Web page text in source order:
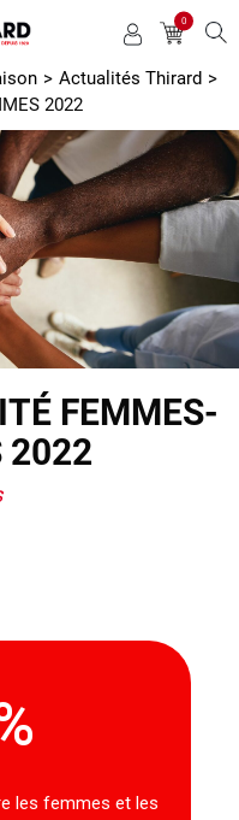
0
> Actualités Thirard >
2022
FEMMES-
2022
les femmes et les